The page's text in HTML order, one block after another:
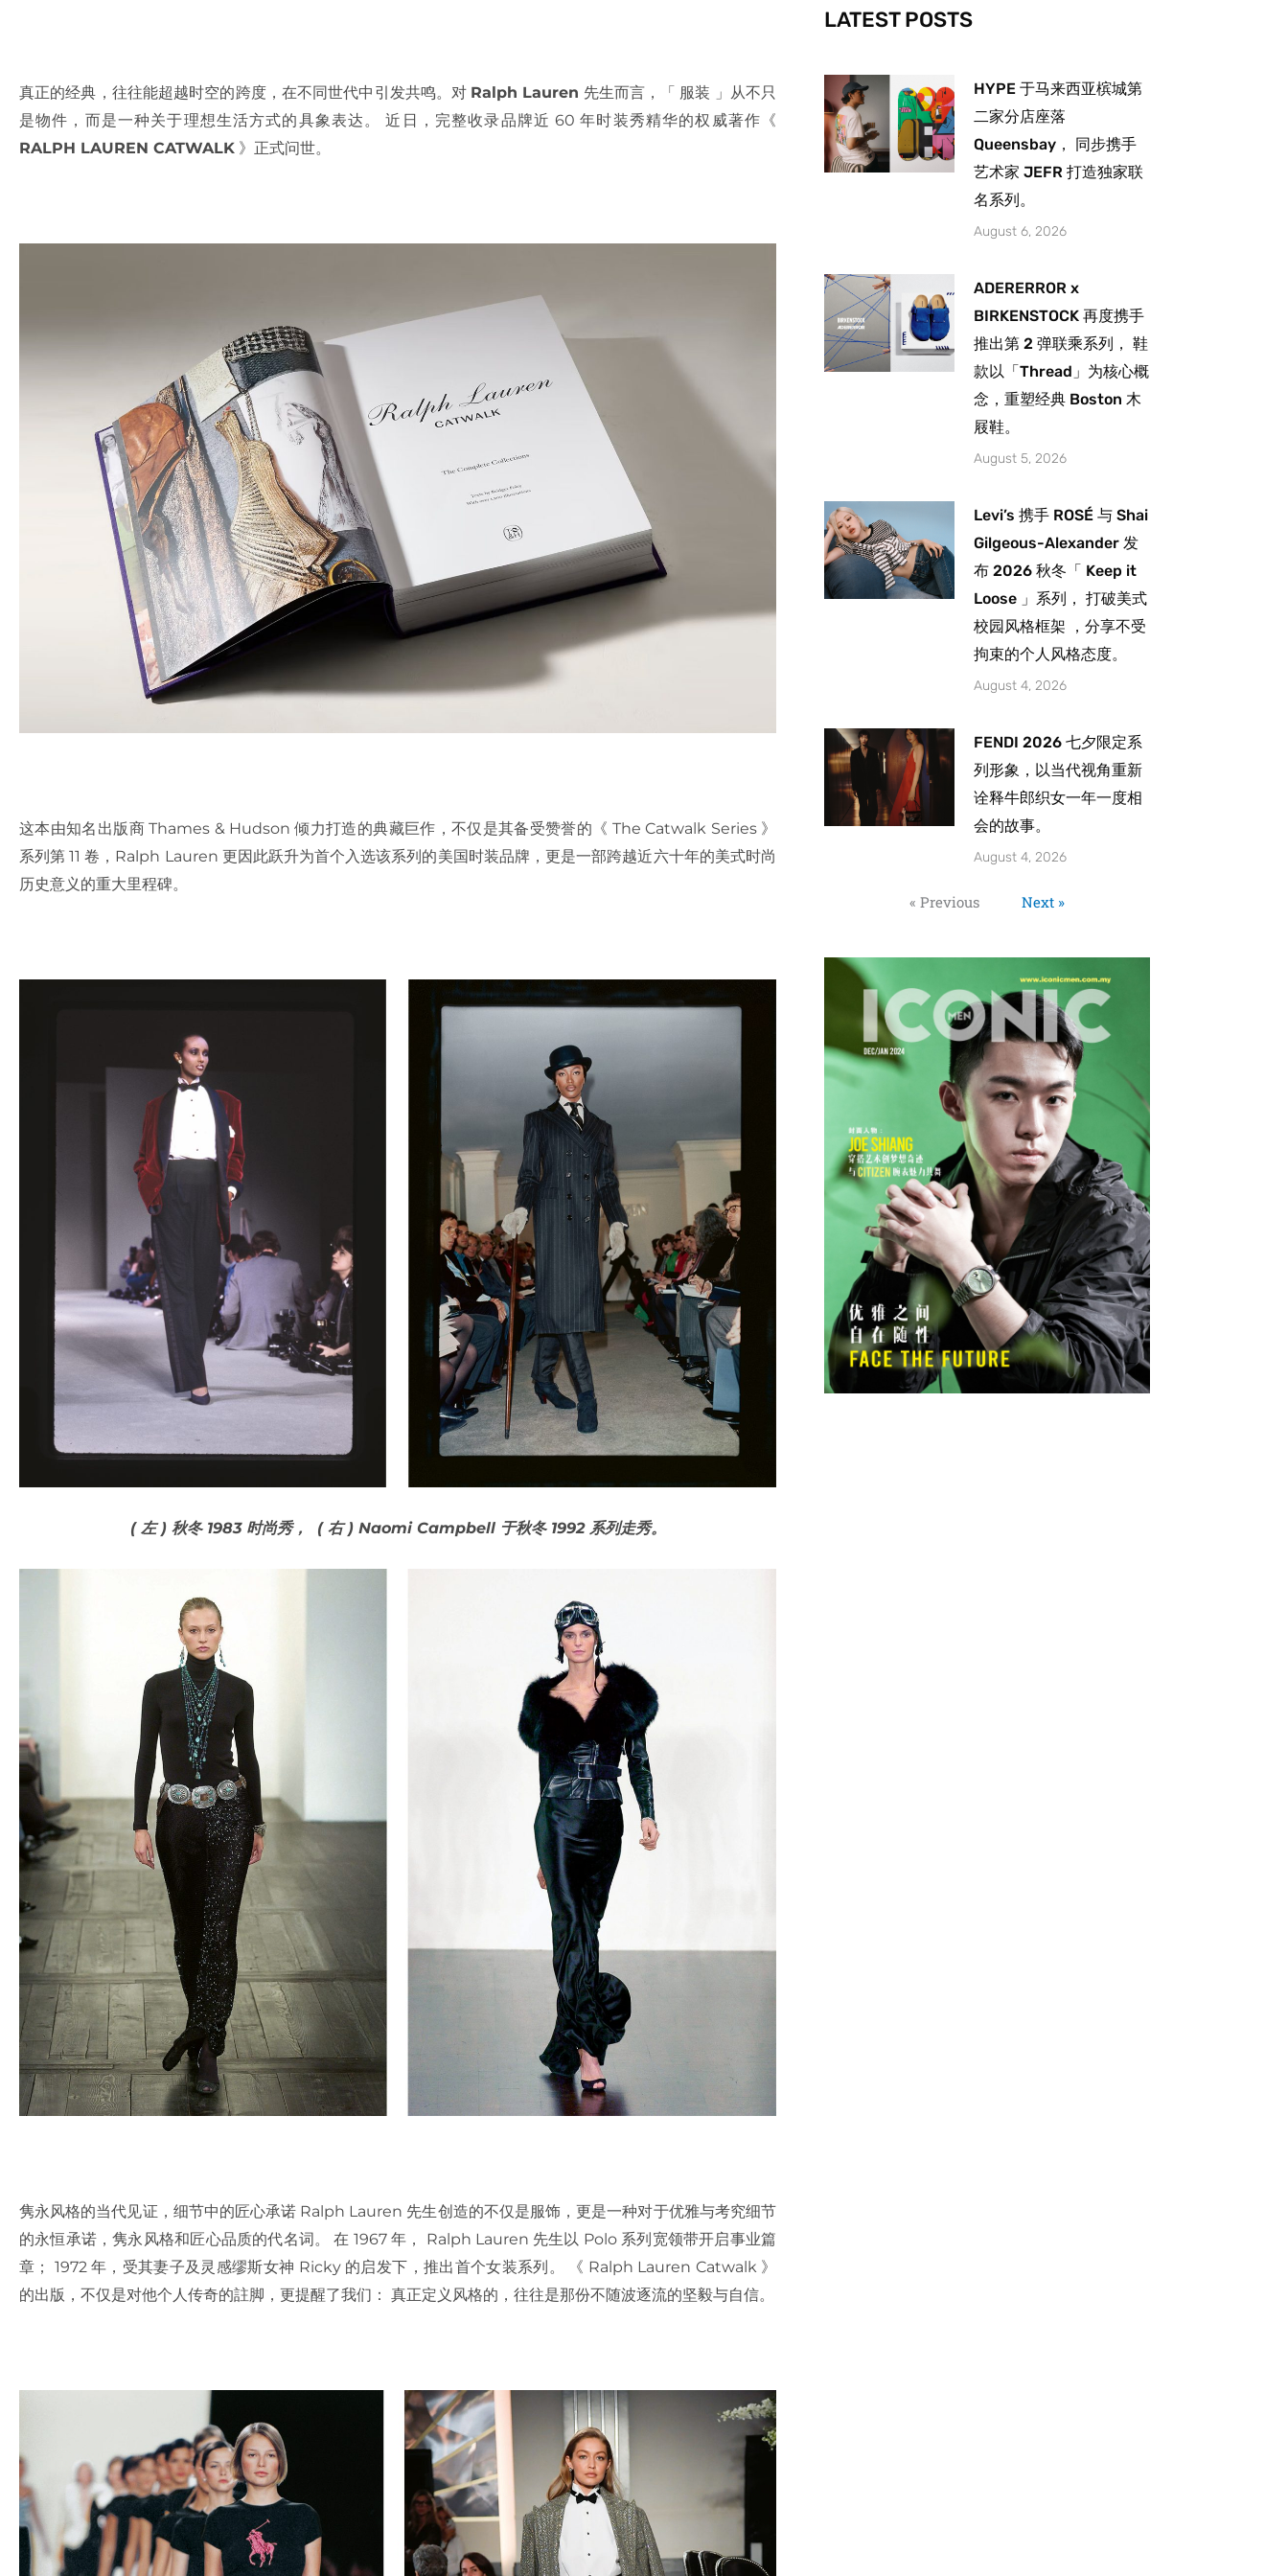
真正的经典，往往能超越时空的跨度，在不同世代中引发共鸣。对 Ralph Lauren 先生而言，「 服装 」从不只
是物件，而是一种关于理想生活方式的具象表达。 近日，完整收录品牌近 60 年时装秀精华的权威著作《
RALPH LAUREN CATWALK 》正式问世。
这本由知名出版商 Thames & Hudson 倾力打造的典藏巨作，不仅是其备受赞誉的《 The Catwalk Series 》
系列第 11 卷，Ralph Lauren 更因此跃升为首个入选该系列的美国时装品牌，更是一部跨越近六十年的美式时尚
历史意义的重大里程碑。
( 左 ) 秋冬 1983 时尚秀， ( 右 ) Naomi Campbell 于秋冬 1992 系列走秀。
隽永风格的当代见证，细节中的匠心承诺 Ralph Lauren 先生创造的不仅是服饰，更是一种对于优雅与考究细节
的永恒承诺，隽永风格和匠心品质的代名词。 在 1967 年， Ralph Lauren 先生以 Polo 系列宽领带开启事业篇
章； 1972 年，受其妻子及灵感缪斯女神 Ricky 的启发下，推出首个女装系列。 《 Ralph Lauren Catwalk 》
的出版，不仅是对他个人传奇的註脚，更提醒了我们： 真正定义风格的，往往是那份不随波逐流的坚毅与自信。
-
f
m
LATEST POSTS
HYPE 于马来西亚槟城第
二家分店座落
Queensbay， 同步携手
艺术家 JEFR 打造独家联
名系列。
August 6, 2026
ADERERROR x
BIRKENSTOCK 再度携手
推出第 2 弹联乘系列， 鞋
款以「Thread」为核心概
念，重塑经典 Boston 木
屐鞋。
August 5, 2026
Levi’s 携手 ROSÉ 与 Shai
Gilgeous-Alexander 发
布 2026 秋冬「 Keep it
Loose 」系列， 打破美式
校园风格框架 ，分享不受
拘束的个人风格态度。
August 4, 2026
FENDI 2026 七夕限定系
列形象，以当代视角重新
诠释牛郎织女一年一度相
会的故事。
August 4, 2026
« Previous Next »